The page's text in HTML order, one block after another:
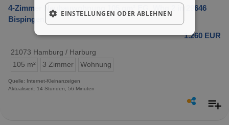
4-Zimmer Neubauwohnung 105 qm² EG, Whg 2 in 29646
Bispingen
1.260 EUR
21073 Hamburg / Harburg
105 m²
3 Zimmer Wohnung
Quelle: Internet-Kleinanzeigen
Aktualisiert: 14 Stunden, 56 Minuten
EINSTELLUNGEN ODER ABLEHNEN